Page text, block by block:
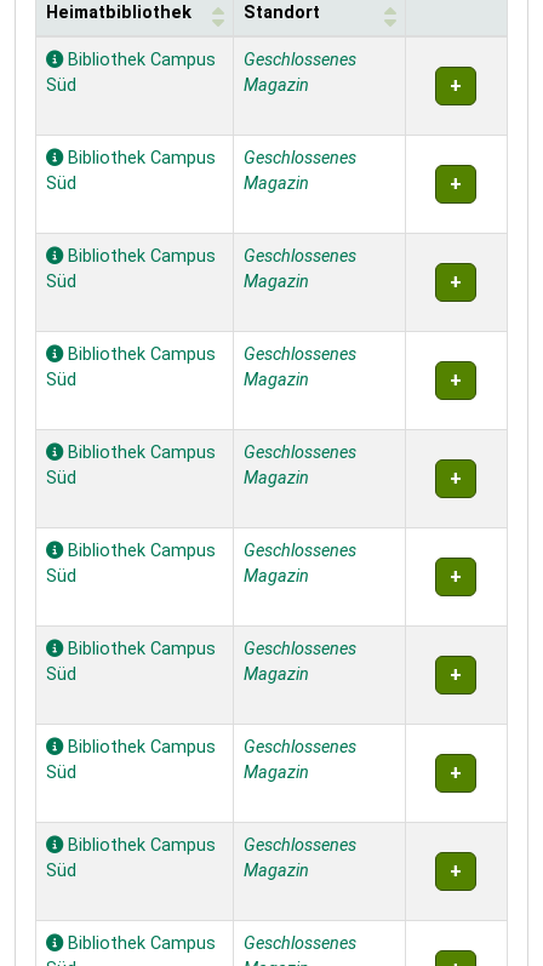
Exemplare
Heimatbibliothek Standort
Bibliothek Campus
Süd
Geschlossenes
Magazin
Bibliothek Campus
Süd
Geschlossenes
Magazin
Bibliothek Campus
Süd
Geschlossenes
Magazin
Bibliothek Campus
Süd
Geschlossenes
Magazin
Bibliothek Campus
Süd
Geschlossenes
Magazin
Bibliothek Campus
Süd
Geschlossenes
Magazin
Bibliothek Campus
Süd
Geschlossenes
Magazin
Bibliothek Campus
Süd
Geschlossenes
Magazin
Bibliothek Campus
Süd
Geschlossenes
Magazin
Bibliothek Campus
Geschlossenes